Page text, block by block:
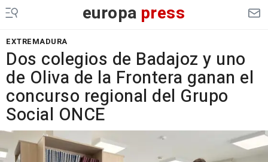
europa press
EXTREMADURA
Dos colegios de Badajoz y uno
de Oliva de la Frontera ganan el
concurso regional del Grupo
Social ONCE